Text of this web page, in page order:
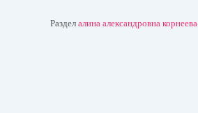
Раздел алина александровна корнеева